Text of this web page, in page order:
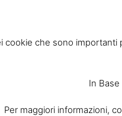
cookie che sono
In
Per maggiori informazioni,